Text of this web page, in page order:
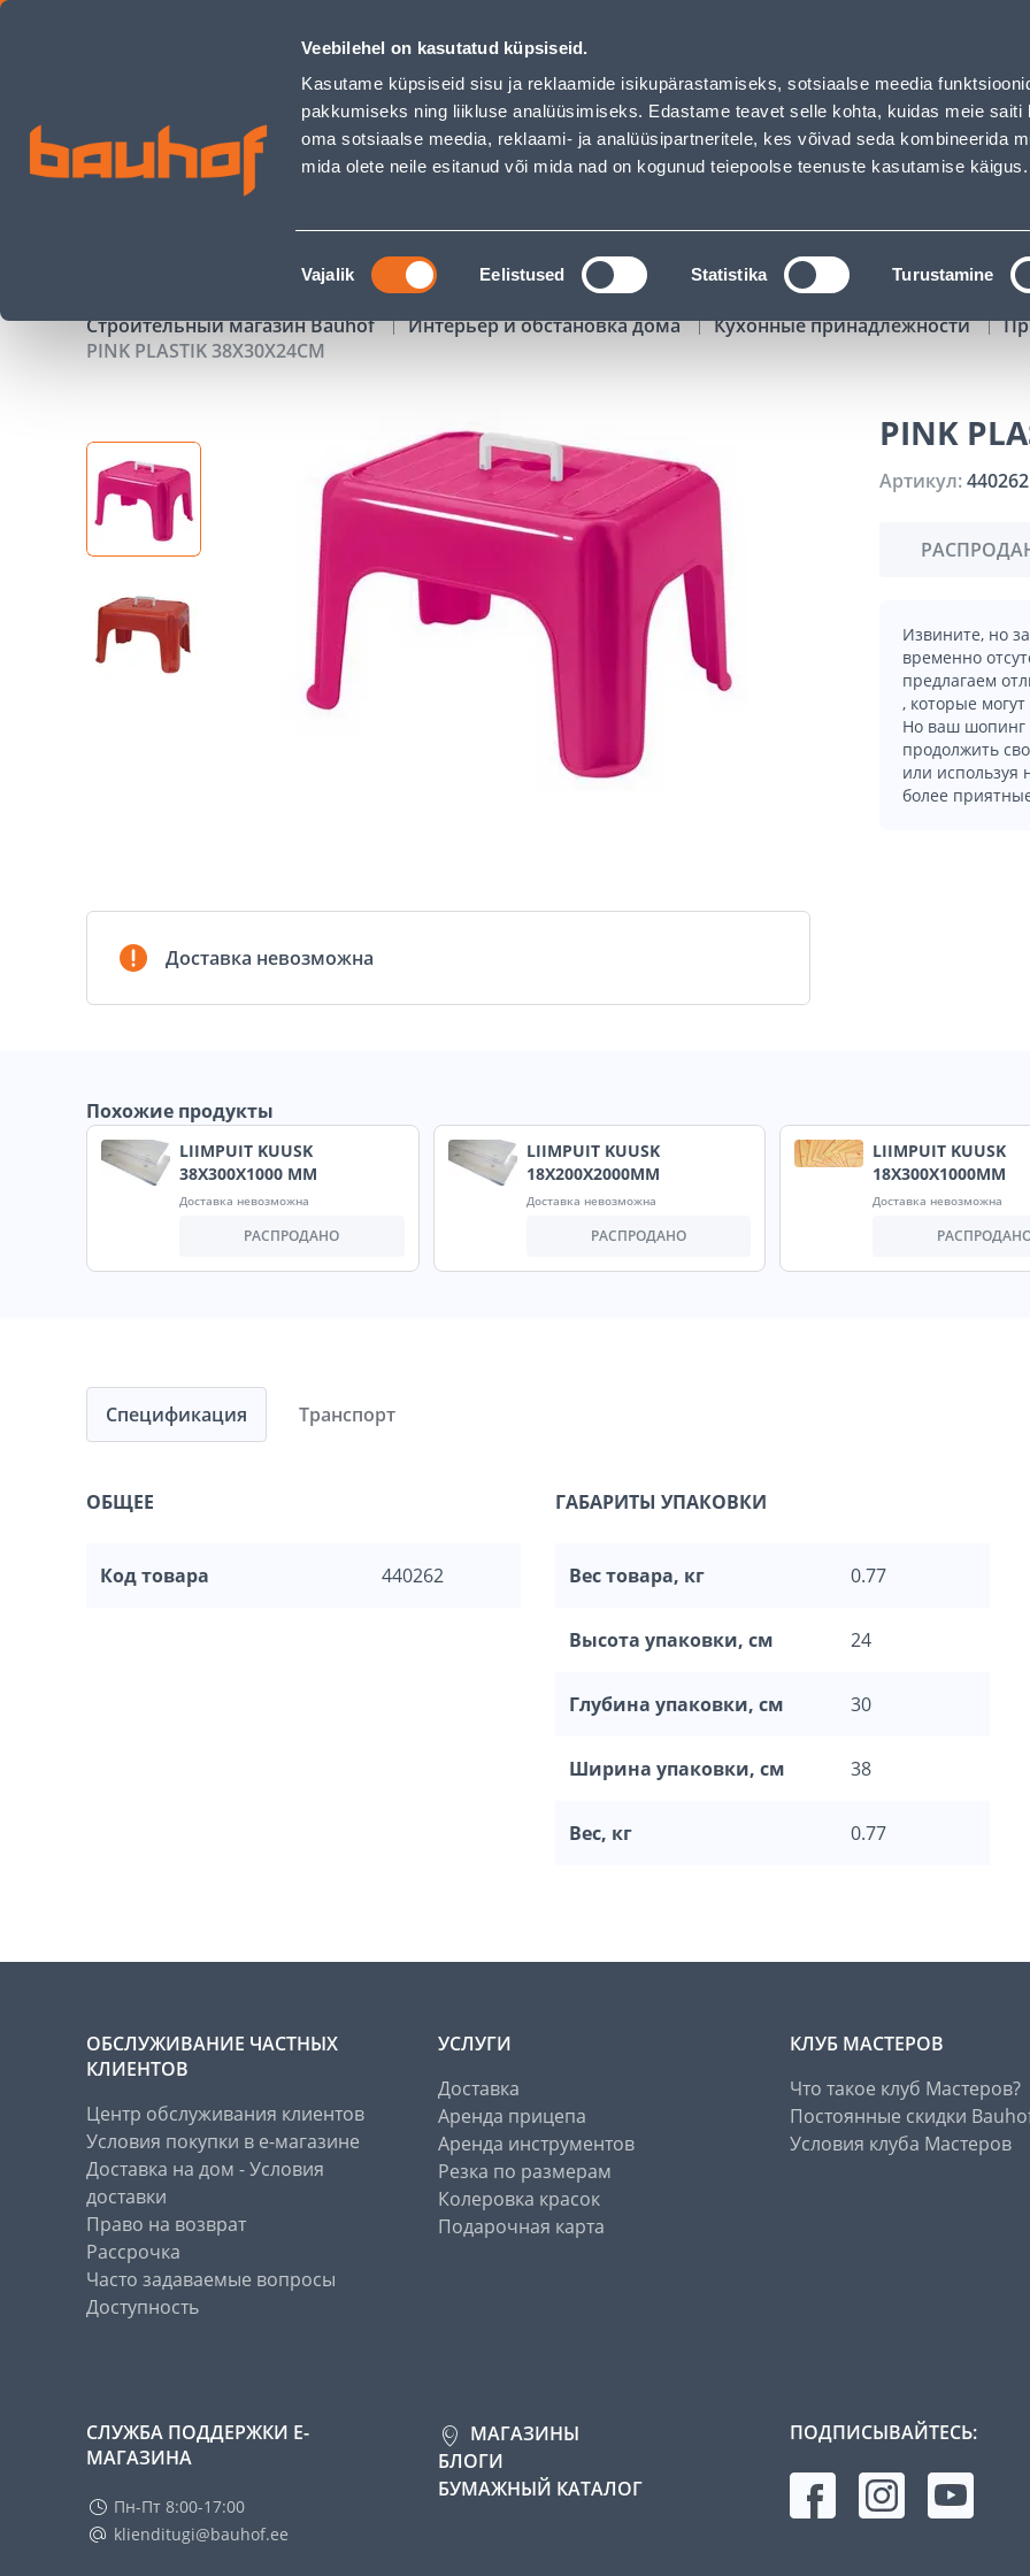
Veebilehel on kasutatud küpsiseid.
Kasutame küpsiseid sisu ja reklaamide isikupärastamiseks, sotsiaalse meedia
pakkumiseks ning liikluse analüüsimiseks. Edastame teavet selle kohta, kuidas meie saiti
oma sotsiaalse meedia, reklaami- ja analüüsipartneritele, kes võivad seda kombineerida
mida olete neile esitanud või mida nad on kogunud teiepoolse teenuste kasutamise käigus.
Nõusoleku
valik
Vajalik Eelistused Statistika Turustamine
PINK PLASTIK 38X30X24CM - Bauhof has loaded
Обслуживание бизнес-клиентов Обслуживание частных клиентов Услуги Предложения о
ПОИСК
АКЦИИ КАТАЛОГИ АРЕНДА ИНСТРУМЕНТОВ
Строительный магазин Bauhof Интерьер и обстановка дома Кухонные принадлежности
PINK PLASTIK 38X30X24CM
Доставка невозможна
PINK
Артикул:440262
Извините, но
временно
предлагаем
, которые
Но ваш шопинг
продолжить
или
более
Похожие продукты
LIIMPUIT KUUSK
38X300X1000 MM
Доставка невозможна
РАСПРОДАНО
LIIMPUIT KUUSK
18X200X2000MM
Доставка невозможна
РАСПРОДАНО
LIIMPUIT KUUSK
18X300X1000MM
Доставка невозможна
Спецификация
ОБЩЕЕ
Код товара 440262
ГАБАРИТЫ УПАКОВКИ
Вес товара, кг 0.77
Высота упаковки, см 24
Глубина упаковки, см 30
Ширина упаковки, см 38
Вес, кг 0.77
Транспорт
ОБСЛУЖИВАНИЕ ЧАСТНЫХ
КЛИЕНТОВ
Центр обслуживания клиентов
Условия покупки в е-магазине
Доставка на дом - Условия
доставки
Право на возврат
Рассрочка
Часто задаваемые вопросы
Доступность
УСЛУГИ
Доставка
Аренда прицепа
Аренда инструментов
Резка по размерам
Колеровка красок
Подарочная карта
КЛУБ МАСТЕРОВ
Что такое клуб Мастеров?
Постоянные скидки
Условия клуба Мастеров
СЛУЖБА ПОДДЕРЖКИ Е-
МАГАЗИНА
Пн-Пт 8:00-17:00
klienditugi@bauhof.ee
МАГАЗИНЫ
БЛОГИ
БУМАЖНЫЙ КАТАЛОГ
ПОДПИСЫВАЙТЕСЬ: